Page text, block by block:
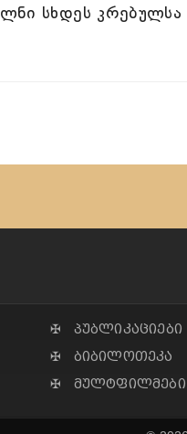
სხდეს კრებულსა
✠ პუბლიკაციები
✠ ბიბილოთეკა
✠ მულტფილმები